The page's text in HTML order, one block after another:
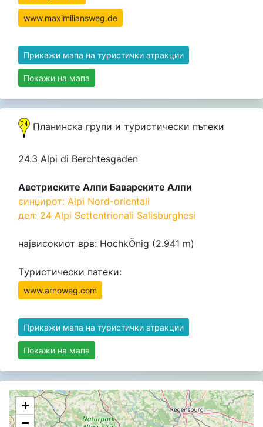
www.maximiliansweg.de
Прикажи мапа на туристички атракции
Покажи на мапа
Планинска групи и туристически пътеки
24.3 Alpi di Berchtesgaden
Австриските Алпи Баварските Алпи
синџирот: Alpi Nord-orientali
дел: 24 Alpi Settentrionali Salisburghesi
највисокиот врв: HochkÖnig (2.941 m)
Tуристически патеки:
www.arnoweg.com
Прикажи мапа на туристички атракции
Покажи на мапа
+
−